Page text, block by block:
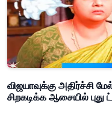
விஜயாவுக்கு அதிர்ச்சி
சிறகடிக்க ஆசையில் புது